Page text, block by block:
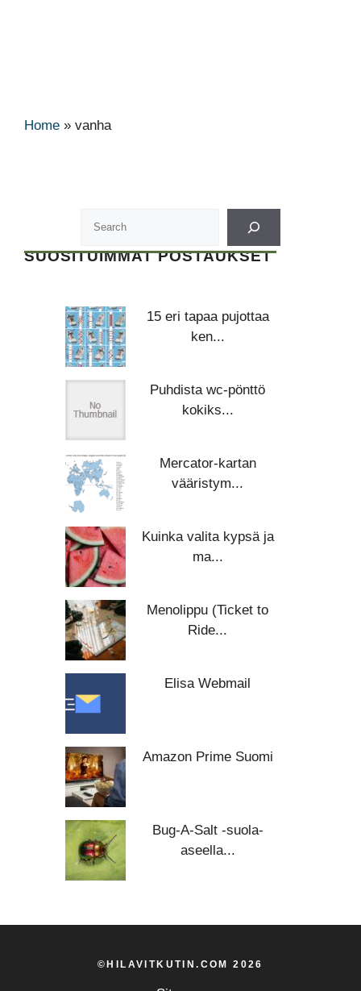
Home » vanha
SUOSITUIMMAT POSTAUKSET
15 eri tapaa pujottaa
ken...
Puhdista wc-pönttö
kokiks...
Mercator-kartan
vääristym...
Kuinka valita kypsä ja
ma...
Menolippu (Ticket to
Ride...
Elisa Webmail
Amazon Prime Suomi
Bug-A-Salt -suola-
aseella...
©HILAVITKUTIN.COM 2026